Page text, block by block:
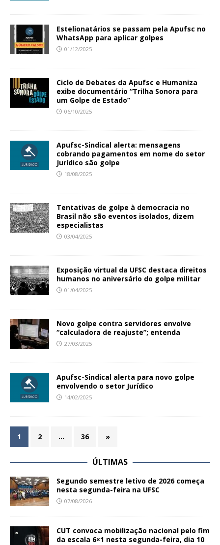
Estelionatários se passam pela Apufsc no
WhatsApp para aplicar golpes
01/12/2025
Ciclo de Debates da Apufsc e Humaniza
exibe documentário “Trilha Sonora para
um Golpe de Estado”
06/10/2025
Apufsc-Sindical alerta: mensagens
cobrando pagamentos em nome do setor
Jurídico são golpe
18/08/2025
Tentativas de golpe à democracia no
Brasil não são eventos isolados, dizem
especialistas
03/04/2025
Exposição virtual da UFSC destaca direitos
humanos no aniversário do golpe militar
01/04/2025
Novo golpe contra servidores envolve
“calculadora de reajuste”; entenda
27/03/2025
Apufsc-Sindical alerta para novo golpe
envolvendo o setor Jurídico
14/02/2025
1 2 … 36 »
ÚLTIMAS
Segundo semestre letivo de 2026 começa
nesta segunda-feira na UFSC
07/08/2026
CUT convoca mobilização nacional pelo fim
da escala 6×1 nesta segunda-feira, dia 10